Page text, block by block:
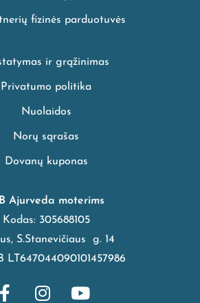
fizinės parduotuvės
ir grąžinimas
Privatumo politika
Nuolaidos
Norų sąrašas
Dovanų kuponas
Ajurveda moterims
Kodas: 305688105
S.Stanevičiaus g. 14
LT647044090101457986